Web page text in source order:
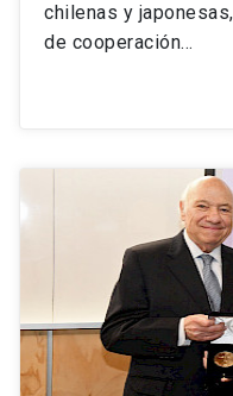
chilenas y
de cooperación…